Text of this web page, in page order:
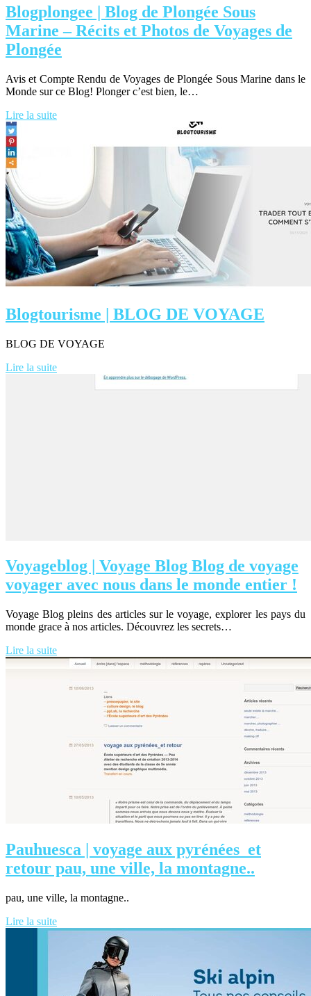
Blogplongee | Blog de Plongée Sous
Marine – Récits et Photos de Voyages de
Plongée
Avis et Compte Rendu de Voyages de Plongée Sous Marine dans le
Monde sur ce Blog! Plonger c’est bien, le…
Lire la suite
Blogtourisme | BLOG DE VOYAGE
BLOG DE VOYAGE
Lire la suite
Voyageblog | Voyage Blog Blog de voyage
voyager avec nous dans le monde entier !
Voyage Blog pleins des articles sur le voyage, explorer les pays du
monde grace à nos articles. Découvrez les secrets…
Lire la suite
Pauhuesca | voyage aux pyrénées_et
retour pau, une ville, la montagne..
pau, une ville, la montagne..
Lire la suite